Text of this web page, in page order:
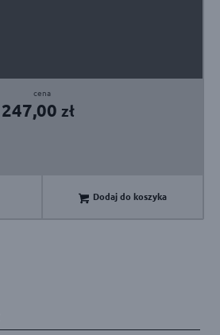
247,00 zł
Dodaj do koszyka